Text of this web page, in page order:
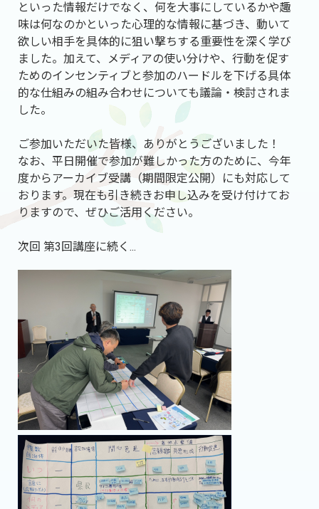
といった情報だけでなく、何を大事にしているかや趣
味は何なのかといった心理的な情報に基づき、動いて
欲しい相手を具体的に狙い撃ちする重要性を深く学び
ました。加えて、メディアの使い分けや、行動を促す
ためのインセンティブと参加のハードルを下げる具体
的な仕組みの組み合わせについても議論・検討されま
した。
ご参加いただいた皆様、ありがとうございました！
なお、平日開催で参加が難しかった方のために、今年
度からアーカイブ受講（期間限定公開）にも対応して
おります。現在も引き続きお申し込みを受け付けてお
りますので、ぜひご活用ください。
次回 第3回講座に続く...